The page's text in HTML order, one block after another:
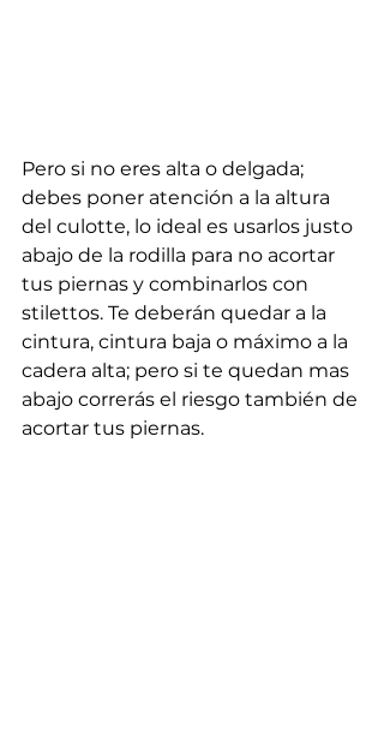
Pero si no eres alta o delgada;
debes poner atención a la altura
del culotte, lo ideal es usarlos justo
abajo de la rodilla para no acortar
tus piernas y combinarlos con
stilettos. Te deberán quedar a la
cintura, cintura baja o máximo a la
cadera alta; pero si te quedan mas
abajo correrás el riesgo también de
acortar tus piernas.